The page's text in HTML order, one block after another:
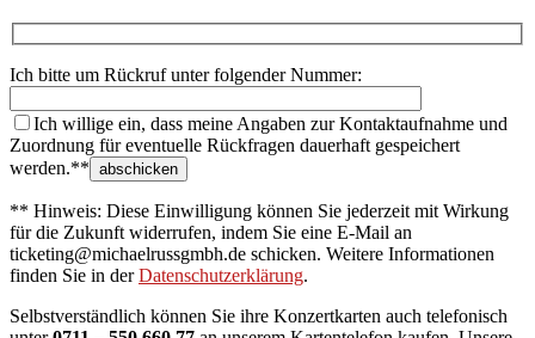
Ich bitte um Rückruf unter folgender Nummer:
Ich willige ein, dass meine Angaben zur Kontaktaufnahme und
Zuordnung für eventuelle Rückfragen dauerhaft gespeichert
werden.**
** Hinweis: Diese Einwilligung können Sie jederzeit mit Wirkung
für die Zukunft widerrufen, indem Sie eine E-Mail an
ticketing@michaelrussgmbh.de schicken. Weitere Informationen
finden Sie in derDatenschutzerklärung.
Selbstverständlich können Sie ihre Konzertkarten auch telefonisch